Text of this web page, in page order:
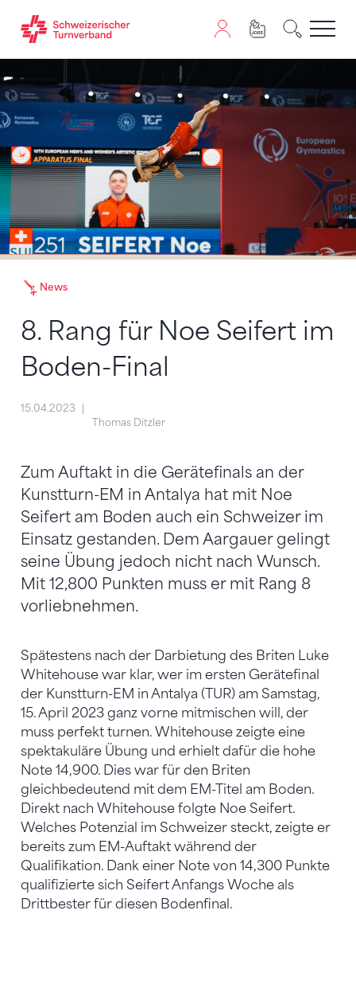
Zum Navigieren dieser Seite wird JavaScript benötigt.
News
8. Rang für Noe Seifert im
Boden-Final
15.04.2023
Thomas Ditzler
Zum Auftakt in die Gerätefinals an der
Kunstturn-EM in Antalya hat mit Noe
Seifert am Boden auch ein Schweizer im
Einsatz gestanden. Dem Aargauer gelingt
seine Übung jedoch nicht nach Wunsch.
Mit 12,800 Punkten muss er mit Rang 8
vorliebnehmen.
Spätestens nach der Darbietung des Briten Luke
Whitehouse war klar, wer im ersten Gerätefinal
der Kunstturn-EM in Antalya (TUR) am Samstag,
15. April 2023 ganz vorne mitmischen will, der
muss perfekt turnen. Whitehouse zeigte eine
spektakuläre Übung und erhielt dafür die hohe
Note 14,900. Dies war für den Briten
gleichbedeutend mit dem EM-Titel am Boden.
Direkt nach Whitehouse folgte Noe Seifert.
Welches Potenzial im Schweizer steckt, zeigte er
bereits zum EM-Auftakt während der
Qualifikation. Dank einer Note von 14,300 Punkte
qualifizierte sich Seifert Anfangs Woche als
Drittbester für diesen Bodenfinal.